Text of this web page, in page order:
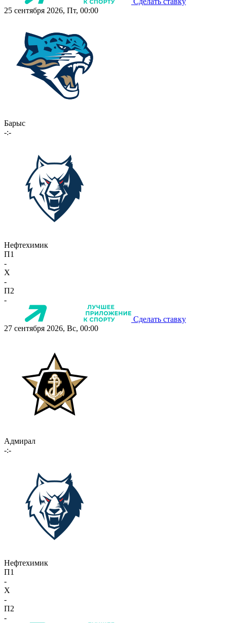
25 сентября 2026, Пт, 00:00
Барыс
-:-
Нефтехимик
П1
-
X
-
П2
-
Сделать ставку
27 сентября 2026, Вс, 00:00
Адмирал
-:-
Нефтехимик
П1
-
X
-
П2
-